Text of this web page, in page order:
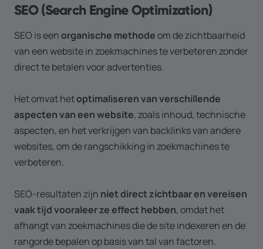
SEO (Search Engine Optimization)
SEO is eenorganische methodeom de zichtbaarheid
van een website in zoekmachines te verbeteren zonder
direct te betalen voor advertenties.
Het omvat hetoptimaliseren van verschillende
aspecten van een website, zoals inhoud, technische
aspecten, en het verkrijgen van backlinks van andere
websites, om de rangschikking in zoekmachines te
verbeteren.
SEO-resultaten zijn niet direct zichtbaar en vereisen
vaak tijd vooraleer ze effect hebben, omdat het
afhangt van zoekmachines die de site indexeren en de
rangorde bepalen op basis van tal van factoren.